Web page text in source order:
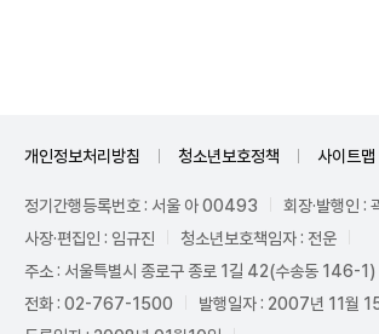
개인정보처리방침 청소년보호정책 사이트맵
정기간행등록번호 : 서울 아 00493
회장·발행인 :
사장·편집인 : 임규진
청소년보호책임자 : 전운
주소 : 서울특별시 종로구 종로 1길 42(수송동 146-1)
전화 : 02-767-1500
발행일자 : 2007년 11월